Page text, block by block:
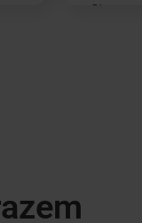
Cieszy